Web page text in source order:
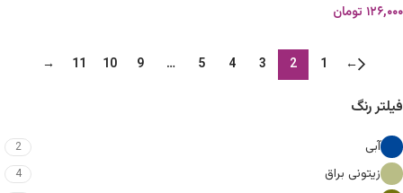
فیلتر رنگ
آبی 2
زیتونی براق 4
۱۲۶,۰۰۰ تومان
←
1
2
3
4
5
…
9
10
11
→